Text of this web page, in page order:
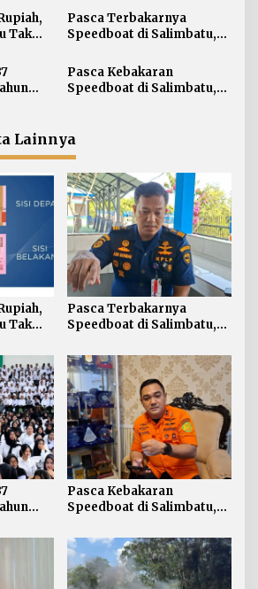
Tak
Pasca Terbakarnya
Speedboat di Salimbatu,
Pengawasan dan Edukasi
Awak Kapal
Pasca Kebakaran
Speedboat di Salimbatu,
Keselamatan
Lainnya
Tak
Pasca Terbakarnya
Speedboat di Salimbatu,
Pengawasan dan Edukasi
Awak Kapal
Pasca Kebakaran
Speedboat di Salimbatu,
Pentingnya Standar
Keselamatan